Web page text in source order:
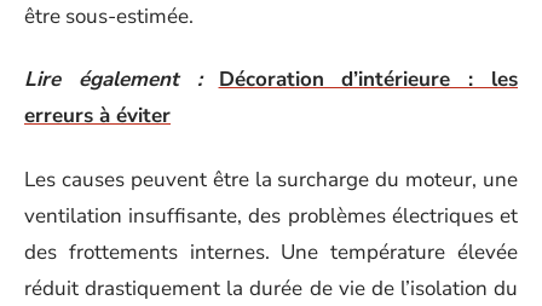
être sous-estimée.
Lire également :
Décoration d’intérieure : les
erreurs à éviter
Les causes peuvent être la surcharge du moteur, une
ventilation insuffisante, des problèmes électriques et
des frottements internes. Une température élevée
réduit drastiquement la durée de vie de l’isolation du